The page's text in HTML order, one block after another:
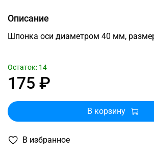
В избранное
Описание
Шпонка оси диаметром 40 мм,
175 ₽
Остаток: 14
В корзину